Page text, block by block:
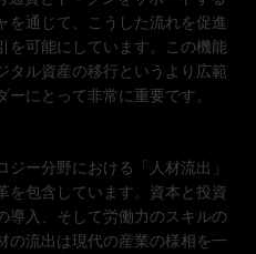
を通じて、こうした流れを促進
を可能にしています。この機能
タル資産の移行というより広範
にとって非常に重要です。
ー分野における「人材流出」
を包含しています。資本と投資
導入、そして労働力のスキルの
の流出は現代の産業の様相を一